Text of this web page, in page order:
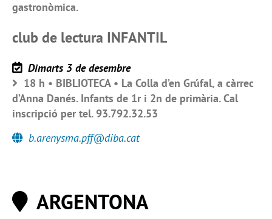
gastronòmica.
club de lectura INFANTIL
Dimarts 3 de desembre
18 h • BIBLIOTECA • La Colla d’en Grúfal, a càrrec
d’Anna Danés. Infants de 1r i 2n de primària. Cal
inscripció per tel. 93.792.32.53
b.arenysma.pff@diba.cat
ARGENTONA